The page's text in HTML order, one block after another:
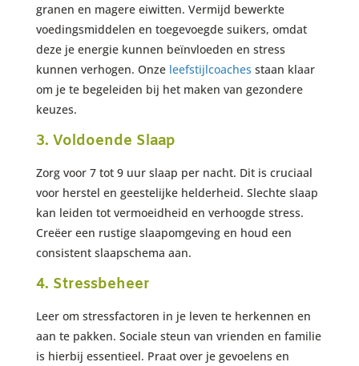
granen en magere eiwitten. Vermijd bewerkte
voedingsmiddelen en toegevoegde suikers, omdat
deze je energie kunnen beïnvloeden en stress
kunnen verhogen. Onze leefstijlcoaches staan klaar
om je te begeleiden bij het maken van gezondere
keuzes.
3. Voldoende Slaap
Zorg voor 7 tot 9 uur slaap per nacht. Dit is cruciaal
voor herstel en geestelijke helderheid. Slechte slaap
kan leiden tot vermoeidheid en verhoogde stress.
Creëer een rustige slaapomgeving en houd een
consistent slaapschema aan.
4. Stressbeheer
Leer om stressfactoren in je leven te herkennen en
aan te pakken. Sociale steun van vrienden en familie
is hierbij essentieel. Praat over je gevoelens en